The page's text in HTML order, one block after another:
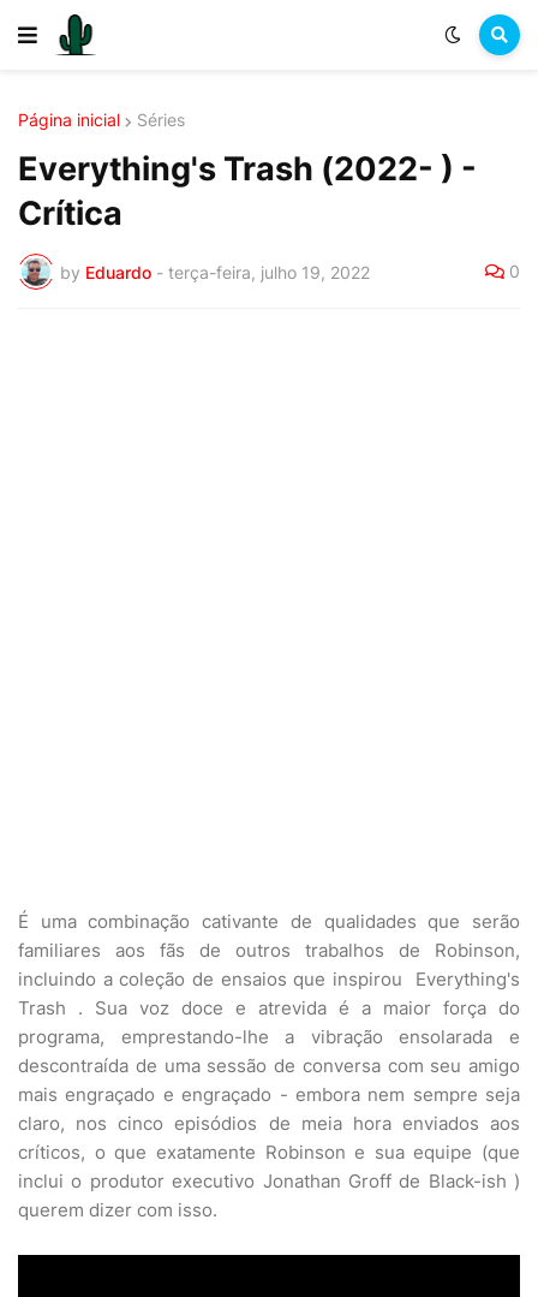
Página inicial Séries
Everything's Trash (2022- ) -
Crítica
by Eduardo - terça-feira, julho 19, 2022 0
É uma combinação cativante de qualidades que serão
familiares aos fãs de outros trabalhos de Robinson,
incluindo a coleção de ensaios que inspirou Everything's
Trash . Sua voz doce e atrevida é a maior força do
programa, emprestando-lhe a vibração ensolarada e
descontraída de uma sessão de conversa com seu amigo
mais engraçado e engraçado - embora nem sempre seja
claro, nos cinco episódios de meia hora enviados aos
críticos, o que exatamente Robinson e sua equipe (que
inclui o produtor executivo Jonathan Groff de Black-ish )
querem dizer com isso.